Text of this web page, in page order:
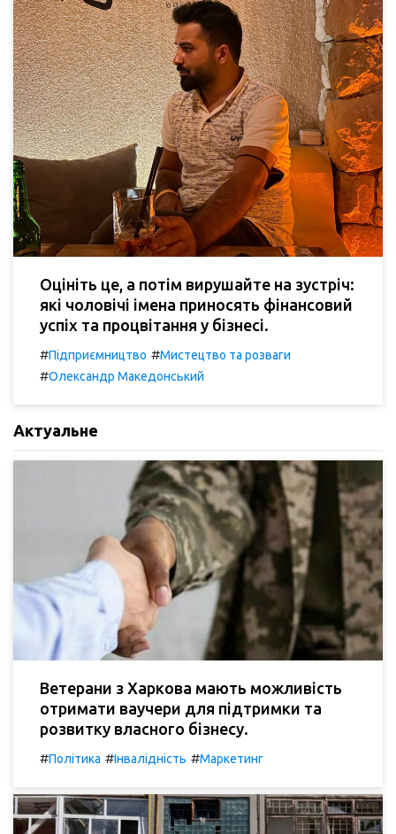
Оцініть це, а потім вирушайте на зустріч:
які чоловічі імена приносять фінансовий
успіх та процвітання у бізнесі.
#Підприємництво #Мистецтво та розваги
#Олександр Македонський
Актуальне
Ветерани з Харкова мають можливість
отримати ваучери для підтримки та
розвитку власного бізнесу.
#Політика #Інвалідність #Маркетинг